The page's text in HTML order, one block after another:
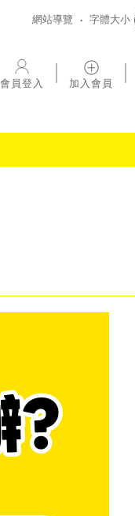
網站導覽 字體大小
會員登入 加入會員